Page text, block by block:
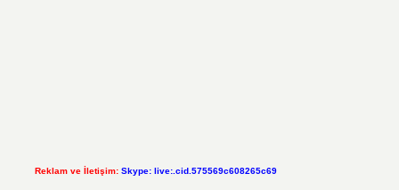
Reklam ve İletişim: Skype: live:.cid.575569c608265c69